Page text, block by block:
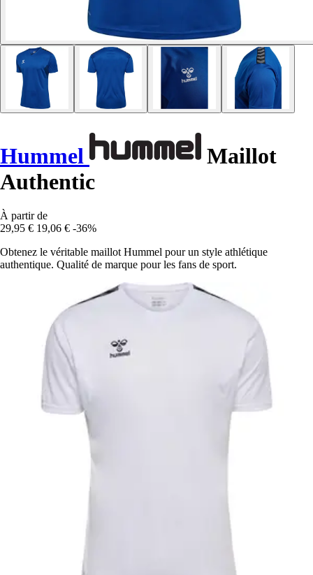
Hummel
Maillot
Authentic
À partir de
29,95 € 19,06 € -36%
Obtenez le véritable maillot Hummel pour un style athlétique
authentique. Qualité de marque pour les fans de sport.